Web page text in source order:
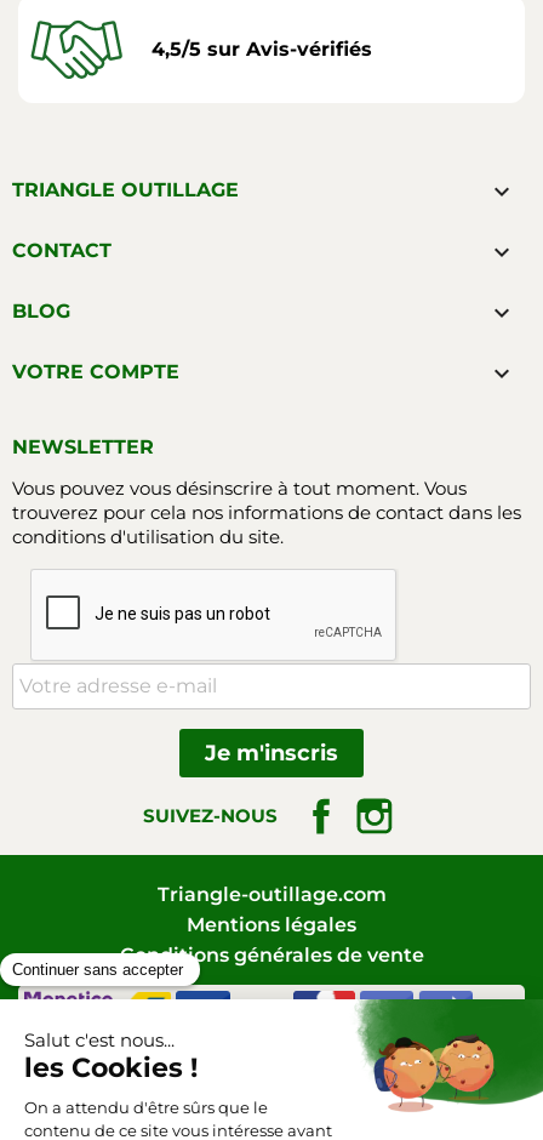
4,5/5 sur Avis-vérifiés
TRIANGLE OUTILLAGE 
CONTACT 
BLOG 
VOTRE COMPTE 
NEWSLETTER
Vous pouvez vous désinscrire à tout moment. Vous
trouverez pour cela nos informations de contact dans les
conditions d'utilisation du site.
SUIVEZ-NOUS Facebook
Triangle-outillage.com
Mentions légales
Conditions générales de vente